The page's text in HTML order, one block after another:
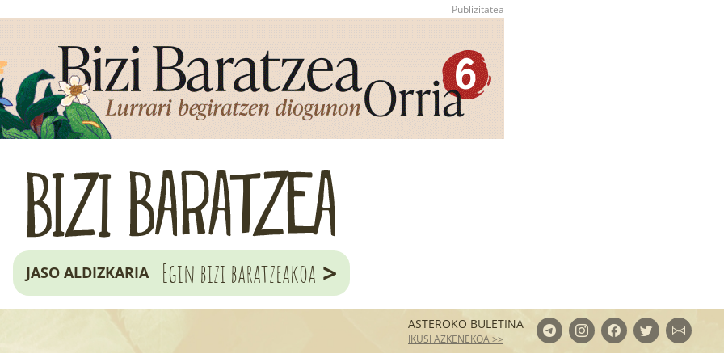
JASO ALDIZKARIA Egin bizi baratzeakoa >
ASTEROKO BULETINA
IKUSI AZKENEKOA >>